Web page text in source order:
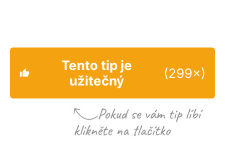
Tento tip je
užitečný
(299×)